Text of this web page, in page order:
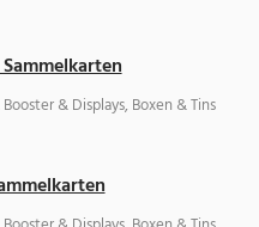
& Displays, Boxen & Tins